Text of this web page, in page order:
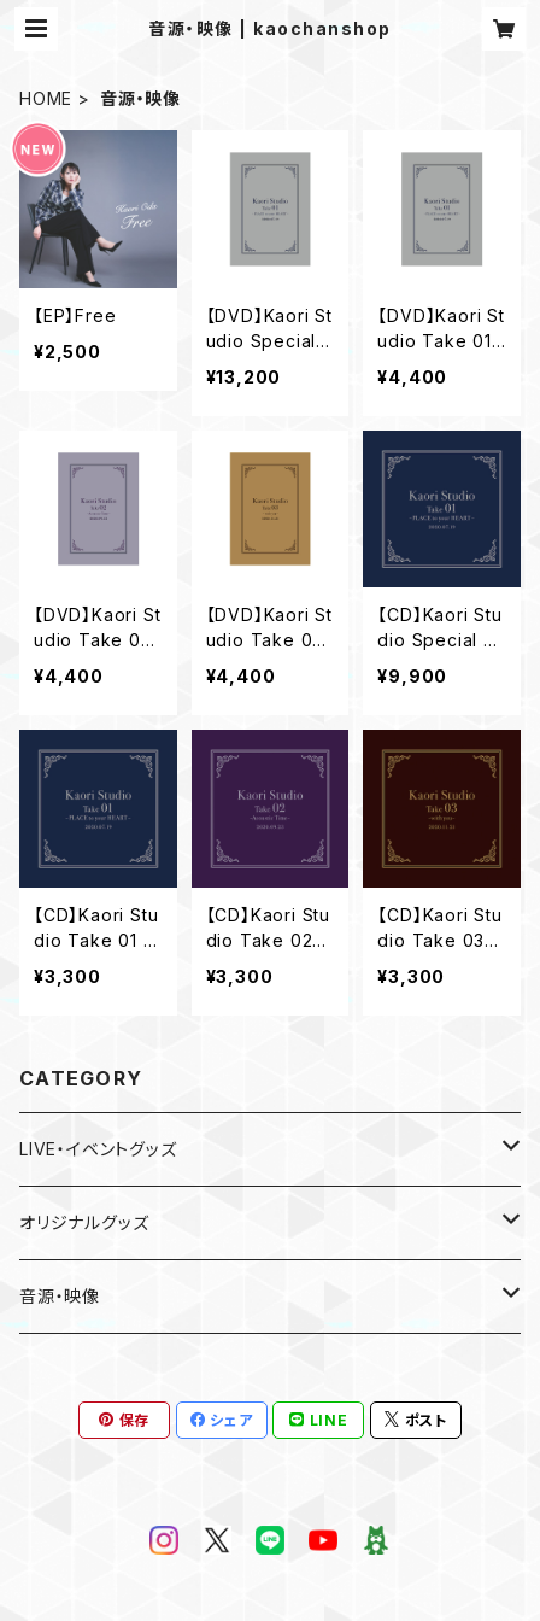
音源・映像 | kaochanshop
HOME 音源・映像
【EP】Free
¥2,500
【DVD】Kaori St
udio Special S
et
¥13,200
【DVD】Kaori St
udio Take 01
～PLACE to yo
ur HEART～
¥4,400
【DVD】Kaori St
udio Take 02
～Acoustic Ti
me～
¥4,400
【DVD】Kaori St
udio Take 03
～with you～
¥4,400
【CD】Kaori Stu
dio Special S
et
¥9,900
【CD】Kaori Stu
dio Take 01 ～
PLACE to your
HEART～
¥3,300
【CD】Kaori Stu
dio Take 02
～Acoustic Ti
me～
¥3,300
【CD】Kaori Stu
dio Take 03
～with you～
¥3,300
CATEGORY
LIVE・イベントグッズ
LIVE
〜Place of Echoes〜 vol.2
13th SOLO LIVE
EVENT
Birthday Event 2025
オリジナルグッズ
本人手作り
音源・映像
保存 シェア LINE ポスト